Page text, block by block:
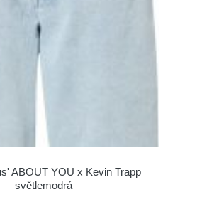
ABOUT YOU x Kevin Trapp
světlemodrá